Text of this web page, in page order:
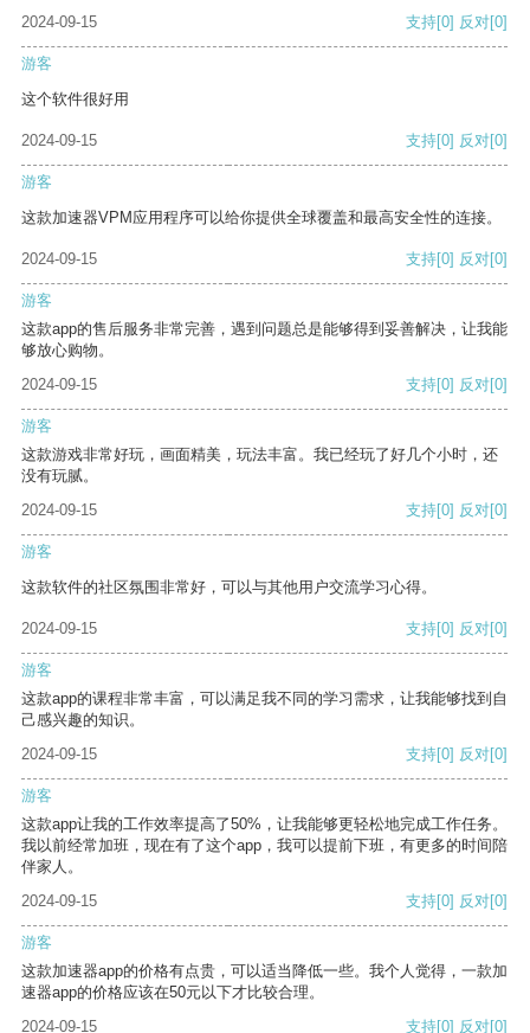
2024-09-15 支持[0] 反对[0]
游客
这个软件很好用
2024-09-15 支持[0] 反对[0]
游客
这款加速器VPM应用程序可以给你提供全球覆盖和最高安全性的连接。
2024-09-15 支持[0] 反对[0]
游客
这款app的售后服务非常完善，遇到问题总是能够得到妥善解决，让我能
够放心购物。
2024-09-15
支持[0] 反对[0]
游客
这款游戏非常好玩，画面精美，玩法丰富。我已经玩了好几个小时，还
没有玩腻。
2024-09-15
支持[0] 反对[0]
游客
这款软件的社区氛围非常好，可以与其他用户交流学习心得。
2024-09-15 支持[0] 反对[0]
游客
这款app的课程非常丰富，可以满足我不同的学习需求，让我能够找到自
己感兴趣的知识。
2024-09-15
支持[0] 反对[0]
游客
这款app让我的工作效率提高了50%，让我能够更轻松地完成工作任务。
我以前经常加班，现在有了这个app，我可以提前下班，有更多的时间陪
伴家人。
2024-09-15
支持[0] 反对[0]
游客
这款加速器app的价格有点贵，可以适当降低一些。我个人觉得，一款加
速器app的价格应该在50元以下才比较合理。
2024-09-15
支持[0] 反对[0]